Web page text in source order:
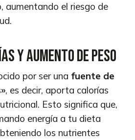
aumentando el riesgo de
y aumento de peso
por ser una fuente de
, es decir, aporta calorías
Esto significa que,
energía a tu dieta
los nutrientes